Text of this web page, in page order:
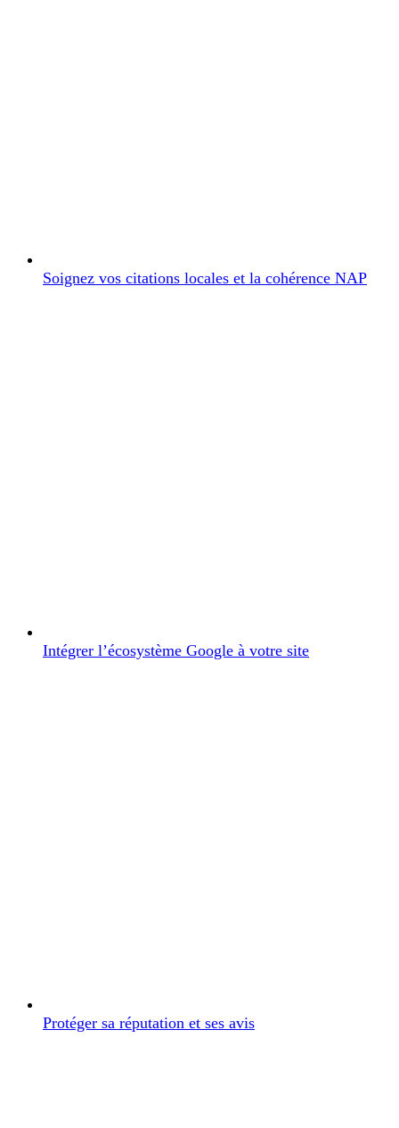
Soignez vos citations locales et la cohérence NAP
Intégrer l’écosystème Google à votre site
Protéger sa réputation et ses avis